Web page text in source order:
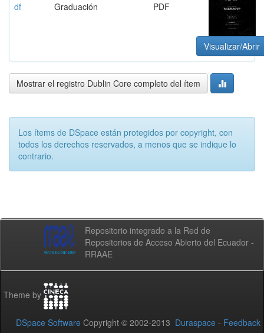
df
Graduación
PDF
Visualizar/Abrir
Mostrar el registro Dublin Core completo del ítem
Los ítems de DSpace están protegidos por copyright, con
todos los derechos reservados, a menos que se indique lo
contrario.
Repositorio integrado a la Red de
Repositorios de Acceso Abierto del Ecuador -
RRAAE
Theme by
DSpace Software Copyright © 2002-2013 Duraspace - Feedback